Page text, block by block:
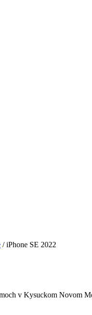
/ iPhone SE 2022
v Kysuckom Novom